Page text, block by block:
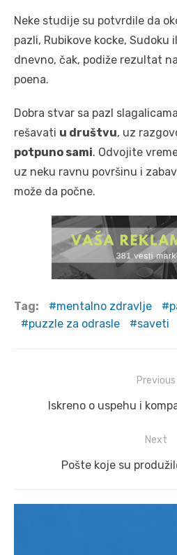
Neke studije su potvrdile da
pazli, Rubikove kocke, Sudoku
dnevno, čak, podiže rezultat na
poena.
Dobra stvar sa pazl
rešavati u društvu, uz
potpuno sami. Odvojite
uz neku ravnu površinu i
može da počne.
Tag: mentalno zdravlje
puzzle za odrasle
saveti
navigation
Previous
Previous
Iskreno o uspehu i
Next
Next
Pošte koje su